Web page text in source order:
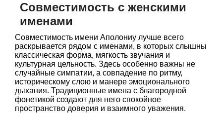
Совместимость с женскими
именами
Совместимость имени Аполониу лучше всего
раскрывается рядом с именами, в которых слышны
классическая форма, мягкость звучания и
культурная цельность. Здесь особенно важны не
случайные симпатии, а совпадение по ритму,
историческому слою и манере эмоционального
дыхания. Традиционные имена с благородной
фонетикой создают для него спокойное
пространство доверия и взаимного уважения.